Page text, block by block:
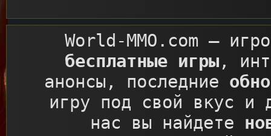
World-MMO.com –
бесплатные игры,
анонсы, последние
игру под свой вкус и
нас вы найдете